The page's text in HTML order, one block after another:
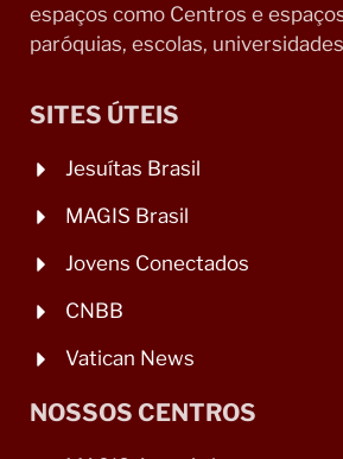
espaços como Centros e
paróquias, escolas,
SITES ÚTEIS
Jesuítas Brasil
MAGIS Brasil
Jovens Conectados
CNBB
Vatican News
NOSSOS CENTROS